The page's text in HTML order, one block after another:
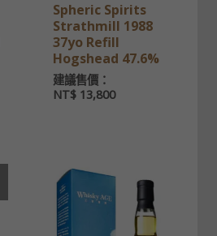
Spheric Spirits
Strathmill 1988
37yo Refill
Hogshead 47.6%
建議售價：
NT$13,800